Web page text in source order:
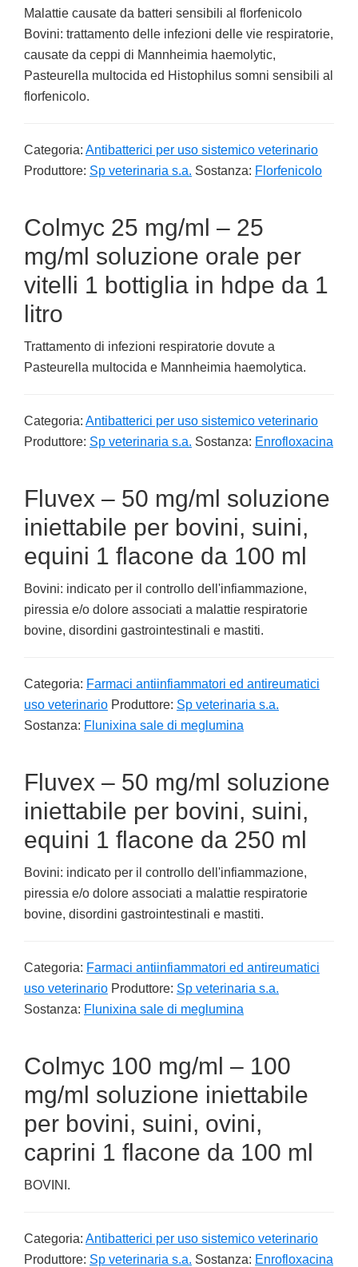
Malattie causate da batteri sensibili al florfenicolo
Bovini: trattamento delle infezioni delle vie respiratorie,
causate da ceppi di Mannheimia haemolytic,
Pasteurella multocida ed Histophilus somni sensibili al
florfenicolo.
Categoria: Antibatterici per uso sistemico veterinario
Produttore: Sp veterinaria s.a. Sostanza: Florfenicolo
Colmyc 25 mg/ml – 25
mg/ml soluzione orale per
vitelli 1 bottiglia in hdpe da 1
litro
Trattamento di infezioni respiratorie dovute a
Pasteurella multocida e Mannheimia haemolytica.
Categoria: Antibatterici per uso sistemico veterinario
Produttore: Sp veterinaria s.a. Sostanza: Enrofloxacina
Fluvex – 50 mg/ml soluzione
iniettabile per bovini, suini,
equini 1 flacone da 100 ml
Bovini: indicato per il controllo dell'infiammazione,
piressia e/o dolore associati a malattie respiratorie
bovine, disordini gastrointestinali e mastiti.
Categoria: Farmaci antiinfiammatori ed antireumatici
uso veterinario Produttore: Sp veterinaria s.a.
Sostanza: Flunixina sale di meglumina
Fluvex – 50 mg/ml soluzione
iniettabile per bovini, suini,
equini 1 flacone da 250 ml
Bovini: indicato per il controllo dell'infiammazione,
piressia e/o dolore associati a malattie respiratorie
bovine, disordini gastrointestinali e mastiti.
Categoria: Farmaci antiinfiammatori ed antireumatici
uso veterinario Produttore: Sp veterinaria s.a.
Sostanza: Flunixina sale di meglumina
Colmyc 100 mg/ml – 100
mg/ml soluzione iniettabile
per bovini, suini, ovini,
caprini 1 flacone da 100 ml
BOVINI.
Categoria: Antibatterici per uso sistemico veterinario
Produttore: Sp veterinaria s.a. Sostanza: Enrofloxacina